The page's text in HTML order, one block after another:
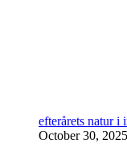
efterårets natur i
October 30, 2025